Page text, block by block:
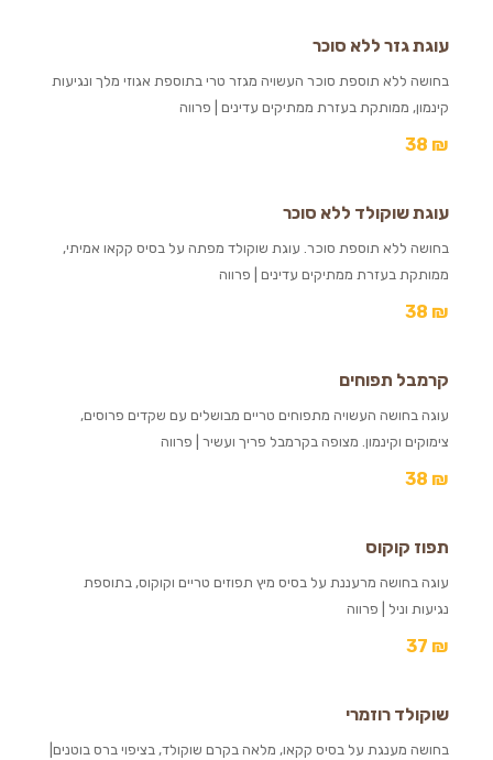
עוגת גזר ללא סוכר
בחושה ללא תוספת סוכר העשויה מגזר טרי בתוספת אגוזי מלך ונגיעות
קינמון, ממותקת בעזרת ממתיקים עדינים | פרווה
₪
38
עוגת שוקולד ללא סוכר
בחושה ללא תוספת סוכר. עוגת שוקולד מפתה על בסיס קקאו אמיתי,
ממותקת בעזרת ממתיקים עדינים | פרווה
₪
38
קרמבל תפוחים
עוגה בחושה העשויה מתפוחים טריים מבושלים עם שקדים פרוסים,
צימוקים וקינמון. מצופה בקרמבל פריך ועשיר | פרווה
₪
38
תפוז קוקוס
עוגה בחושה מרעננת על בסיס מיץ תפוזים טריים וקוקוס, בתוספת
נגיעות וניל | פרווה
₪
37
שוקולד רוזמרי
בחושה מענגת על בסיס קקאו, מלאה בקרם שוקולד, בציפוי ברס בוטנים|